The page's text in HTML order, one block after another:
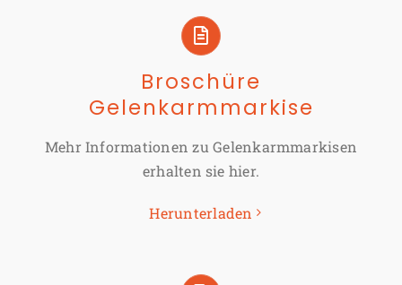
Broschüre
Gelenkarmmarkise
Mehr Informationen zu Gelenkarmmarkisen
erhalten sie hier.
Herunterladen